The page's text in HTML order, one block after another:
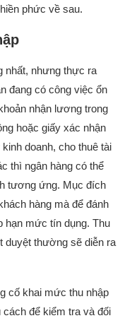
phức về sau.
nhất, nhưng thực ra
đang có công việc ổn
nhận lương trong
hoặc giấy xác nhận
doanh, cho thuê tài
thì ngân hàng có thể
tương ứng. Mục đích
hàng mà để đánh
hạn mức tín dụng. Thu
duyệt thường sẽ diễn ra
cố khai mức thu nhập
để kiểm tra và đối